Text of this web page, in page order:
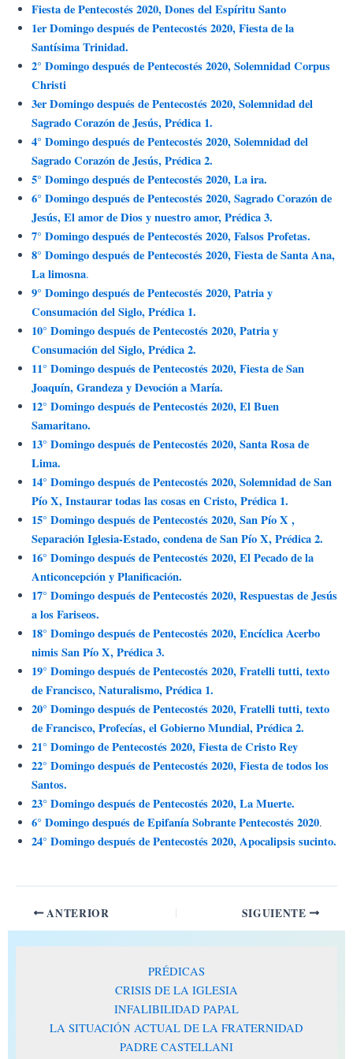
contenido
Fiesta de Pentecostés 2020, Dones del Espíritu Santo
1er Domingo después de Pentecostés 2020, Fiesta de la
Santísima Trinidad.
2° Domingo después de Pentecostés 2020, Solemnidad Corpus
Christi
3er Domingo después de Pentecostés 2020, Solemnidad del
Sagrado Corazón de Jesús, Prédica 1.
4° Domingo después de Pentecostés 2020, Solemnidad del
Sagrado Corazón de Jesús, Prédica 2.
5° Domingo después de Pentecostés 2020, La ira.
6° Domingo después de Pentecostés 2020, Sagrado Corazón de
Jesús, El amor de Dios y nuestro amor, Prédica 3.
7° Domingo después de Pentecostés 2020, Falsos Profetas.
8° Domingo después de Pentecostés 2020, Fiesta de Santa Ana,
La limosna.
9° Domingo después de Pentecostés 2020, Patria y
Consumación del Siglo, Prédica 1.
10° Domingo después de Pentecostés 2020, Patria y
Consumación del Siglo, Prédica 2.
11° Domingo después de Pentecostés 2020, Fiesta de San
Joaquín, Grandeza y Devoción a María.
12° Domingo después de Pentecostés 2020, El Buen
Samaritano.
13° Domingo después de Pentecostés 2020, Santa Rosa de
Lima.
14° Domingo después de Pentecostés 2020, Solemnidad de San
Pío X, Instaurar todas las cosas en Cristo, Prédica 1.
15° Domingo después de Pentecostés 2020, San Pío X ,
Separación Iglesia-Estado, condena de San Pío X, Prédica 2.
16° Domingo después de Pentecostés 2020, El Pecado de la
Anticoncepción y Planificación.
17° Domingo después de Pentecostés 2020, Respuestas de Jesús
a los Fariseos.
18° Domingo después de Pentecostés 2020, Encíclica Acerbo
nimis San Pío X, Prédica 3.
19° Domingo después de Pentecostés 2020, Fratelli tutti, texto
de Francisco, Naturalismo, Prédica 1.
20° Domingo después de Pentecostés 2020, Fratelli tutti, texto
de Francisco, Profecías, el Gobierno Mundial, Prédica 2.
21° Domingo de Pentecostés 2020, Fiesta de Cristo Rey
22° Domingo después de Pentecostés 2020, Fiesta de todos los
Santos.
23° Domingo después de Pentecostés 2020, La Muerte.
6° Domingo después de Epifanía Sobrante Pentecostés 2020.
24° Domingo después de Pentecostés 2020, Apocalipsis sucinto.
ANTERIOR SIGUIENTE
PRÉDICAS
CRISIS DE LA IGLESIA
INFALIBILIDAD PAPAL
LA SITUACIÓN ACTUAL DE LA FRATERNIDAD
PADRE CASTELLANI